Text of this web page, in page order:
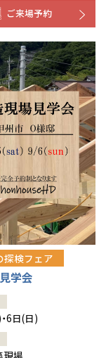
ご来場予約
探検フェア
学会
6日(日)